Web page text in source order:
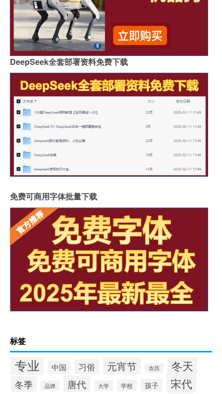
DeepSeek全套部署资料免费下载
免费可商用字体批量下载
标签
专业 中国 习俗 元宵节 农历 冬天
冬季 品牌 唐代 大学 学校 孩子 宋代